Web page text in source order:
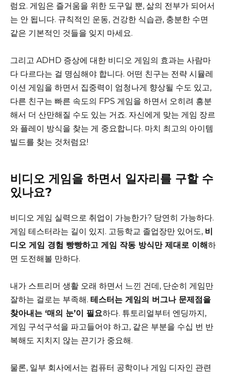
럼요. 게임은 즐거움을 위한 도구일 뿐, 삶의 전부가 되어서
는 안 됩니다. 규칙적인 운동, 건강한 식습관, 충분한 수면
같은 기본적인 것들을 잊지 마세요.
그리고 ADHD 증상에 대한 비디오 게임의 효과는 사람마
다 다르다는 걸 명심해야 합니다. 어떤 친구는 전략 시뮬레
이션 게임을 하면서 집중력이 엄청나게 향상될 수도 있고,
다른 친구는 빠른 속도의 FPS 게임을 하면서 오히려 흥분
해서 더 산만해질 수도 있는 거죠. 자신에게 맞는 게임 장르
와 플레이 방식을 찾는 게 중요합니다. 마치 최고의 아이템
빌드를 찾는 것처럼요!
비디오 게임을 하면서 일자리를 구할 수
있나요?
비디오 게임 실력으로 취업이 가능한가? 당연히 가능하다.
게임 테스터라는 길이 있지. 고등학교 졸업장만 있어도, 비
디오 게임 경험 빵빵하고 게임 작동 방식만 제대로 이해하
면 도전해볼 만하다.
내가 스트리머 생활 오래 하면서 느낀 건데, 단순히 게임만
잘하는 걸로는 부족해. 테스터는 게임의 버그나 문제점을
찾아내는 ‘매의 눈’이 필요하다. 튜토리얼부터 엔딩까지,
게임 구석구석을 파고들어야 하고, 같은 부분을 수십 번 반
복해도 지치지 않는 끈기가 중요해.
물론, 일부 회사에서는 컴퓨터 공학이나 게임 디자인 관련